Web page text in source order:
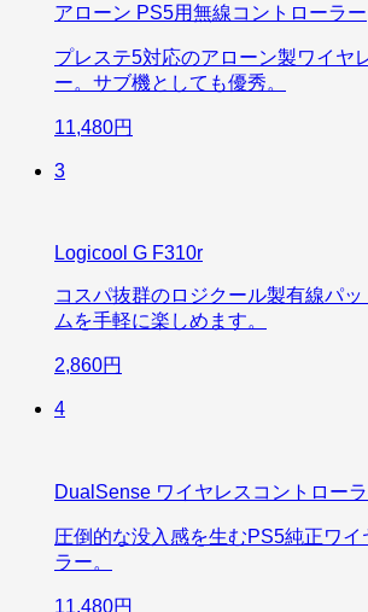
アローン PS5用無線コントローラー
プレステ5対応のアローン製ワイヤ
ー。サブ機としても優秀。
11,480円
3
Logicool G F310r
コスパ抜群のロジクール製有線パ
ムを手軽に楽しめます。
2,860円
4
DualSense ワイヤレスコントロー
圧倒的な没入感を生むPS5純正ワ
ラー。
11,480円